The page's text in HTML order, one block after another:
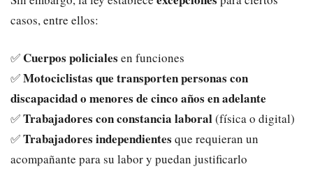
casos, entre ellos:
✅ Cuerpos policiales en funciones
✅Motociclistas que transporten personas con
discapacidad o menores de cinco años en adelante
✅Trabajadores con constancia laboral(física o digital)
✅Trabajadores independientes que requieran un
acompañante para su labor y puedan justificarlo